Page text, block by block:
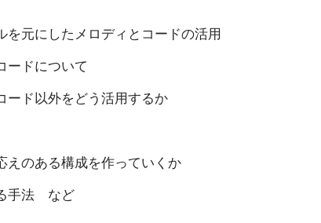
を元にしたメロディとコードの活用
ードについて
ード以外をどう活用するか
えのある構成を作っていくか
手法 など